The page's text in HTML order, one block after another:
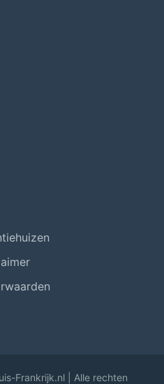
Frankrijk.nl | Alle rechten